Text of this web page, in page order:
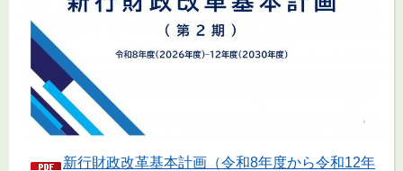
新行財政改革基本計画（令和8年度から令和12年